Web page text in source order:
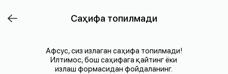
Саҳифа топилмади
Афсус, сиз излаган саҳифа топилмади!
Илтимос, бош саҳифага қайтинг ёки
излаш формасидан фойдаланинг.